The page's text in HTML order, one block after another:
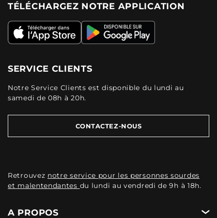
TÉLÉCHARGEZ NOTRE APPLICATION
SERVICE CLIENTS
Notre Service Clients est disponible du lundi au
samedi de 08h à 20h.
CONTACTEZ-NOUS
Retrouvez notre service pour les personnes sourdes
et malentendantes du lundi au vendredi de 9h à 18h.
A PROPOS